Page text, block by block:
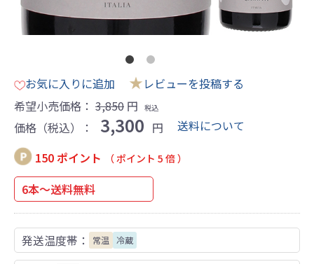
お気に入りに追加 ★レビューを投稿する
希望小売価格： 3,850 円 税込
価格（税込）： 3,300 円
送料について
150 ポイント
（ ポイント 5 倍 ）
6本～送料無料
発送温度帯： 常温 冷蔵